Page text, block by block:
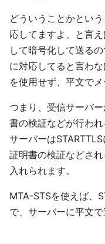
どういうことかとい
応してますよ、と言
して暗号化して送る
に対応してると言わ
を使用せず、平文でメ
つまり、受信サーバ
書の検証などが行わ
サーバーは
証明書の検証などさ
入れられます。
MTA-STSを使えば、
で、サーバーに平文